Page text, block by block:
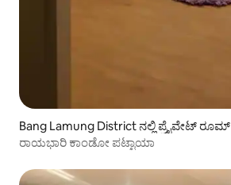
Bang Lamung District ನಲ್ಲಿ ಪ್ರೈವೇಟ್ ರೂಮ್
ರಾಯಭಾರಿ ಕಾಂಡೋ ಪಟ್ಟಾಯಾ